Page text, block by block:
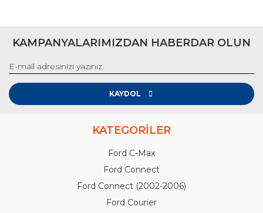
KAMPANYALARIMIZDAN HABERDAR OLUN
KAYDOL
KATEGORİLER
Ford C-Max
Ford Connect
Ford Connect (2002-2006)
Ford Courier